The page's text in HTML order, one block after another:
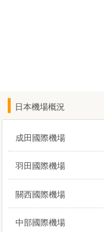
日本機場概況
成田國際機場
羽田國際機場
關西國際機場
中部國際機場